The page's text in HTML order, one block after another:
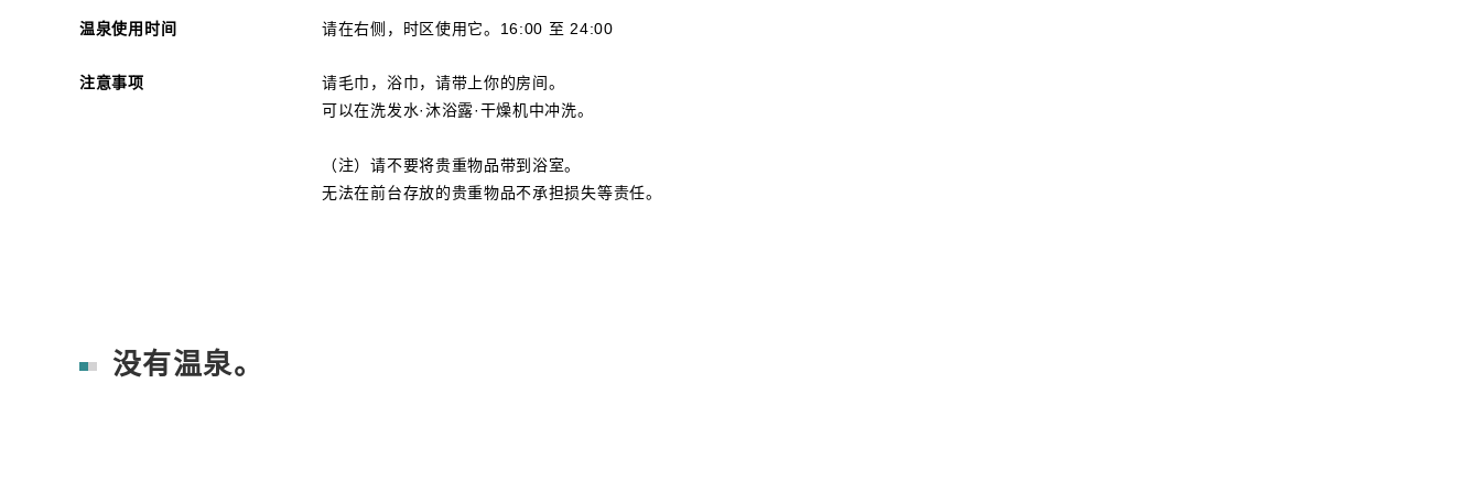
温泉使用时间 请在右侧，时区使用它。16:00 至 24:00
注意事项
请毛巾，浴巾，请带上你的房间。
可以在洗发水·沐浴露·干燥机中冲洗。
（注）请不要将贵重物品带到浴室。
无法在前台存放的贵重物品不承担损失等责任。
没有温泉。